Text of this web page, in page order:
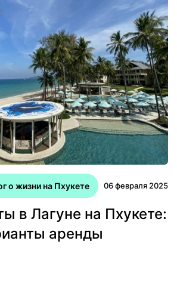
о жизни на Пхукете 06 февраля 2025
в Лагуне на Пхукете:
аренды